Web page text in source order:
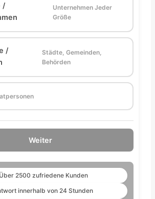
/
Unternehmen Jeder
Größe
/
Städte, Gemeinden,
Behörden
Weiter
Über 2500 zufriedene Kunden
innerhalb von 24 Stunden